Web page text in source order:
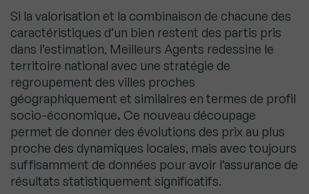
Si la valorisation et la combinaison de chacune des
caractéristiques d’un bien restent des partis pris
dans l’estimation, Meilleurs Agents redessine le
territoire national avec une stratégie de
regroupement des villes proches
géographiquement et similaires en termes de profil
socio-économique. Ce nouveau découpage
permet de donner des évolutions des prix au plus
proche des dynamiques locales, mais avec toujours
suffisamment de données pour avoir l’assurance de
résultats statistiquement significatifs.